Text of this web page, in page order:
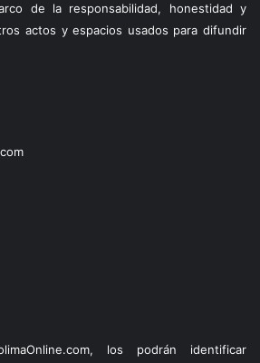
de la responsabilidad, honestidad y
actos y espacios usados para difundir
los podrán identificar